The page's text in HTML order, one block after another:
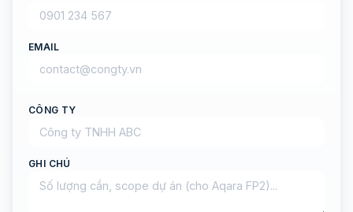
EMAIL
CÔNG TY
GHI CHÚ